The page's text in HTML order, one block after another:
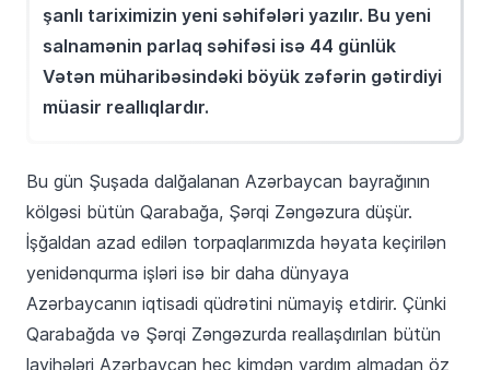
şanlı tariximizin yeni səhifələri yazılır. Bu yeni
salnamənin parlaq səhifəsi isə 44 günlük
Vətən müharibəsindəki böyük zəfərin gətirdiyi
müasir reallıqlardır.
Bu gün Şuşada dalğalanan Azərbaycan bayrağının
kölgəsi bütün Qarabağa, Şərqi Zəngəzura düşür.
İşğaldan azad edilən torpaqlarımızda həyata keçirilən
yenidənqurma işləri isə bir daha dünyaya
Azərbaycanın iqtisadi qüdrətini nümayiş etdirir. Çünki
Qarabağda və Şərqi Zəngəzurda reallaşdırılan bütün
layihələri Azərbaycan heç kimdən yardım almadan öz